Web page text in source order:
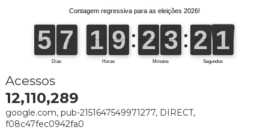
Acessos
12,110,289
google.com, pub-2151647549971277, DIRECT,
f08c47fec0942fa0